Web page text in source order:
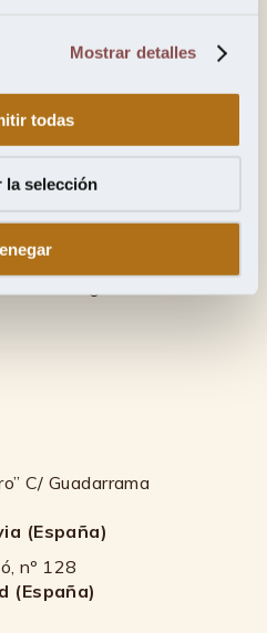
Mostrar detalles
todas
la selección
S.A.
con más de 45
con el
C/ Guadarrama
(España)
nº 128
(España)